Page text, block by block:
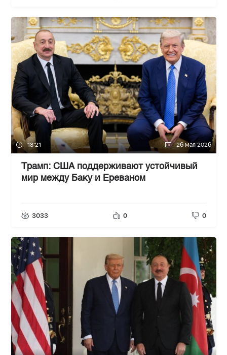
18:21 26 мая 2026
Трамп: США поддерживают устойчивый
мир между Баку и Ереваном
3033 0 0